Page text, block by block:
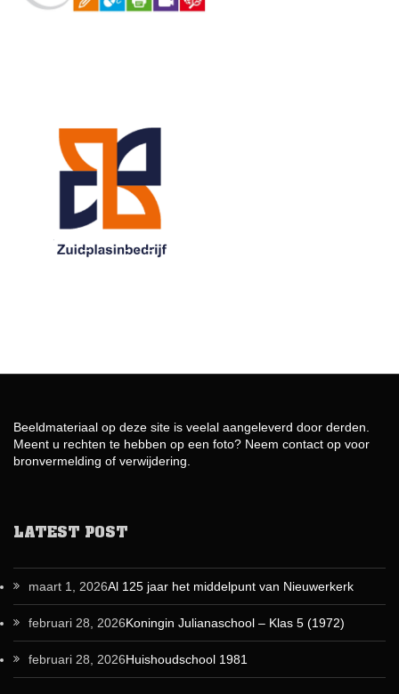
Beeldmateriaal op deze site is veelal aangeleverd door derden.
Meent u rechten te hebben op een foto? Neem contact op voor
bronvermelding of verwijdering.
LATEST POST
Al 125 jaar het middelpunt van Nieuwerkerk
maart 1, 2026
Koningin Julianaschool – Klas 5 (1972)
februari 28, 2026
Huishoudschool 1981
februari 28, 2026